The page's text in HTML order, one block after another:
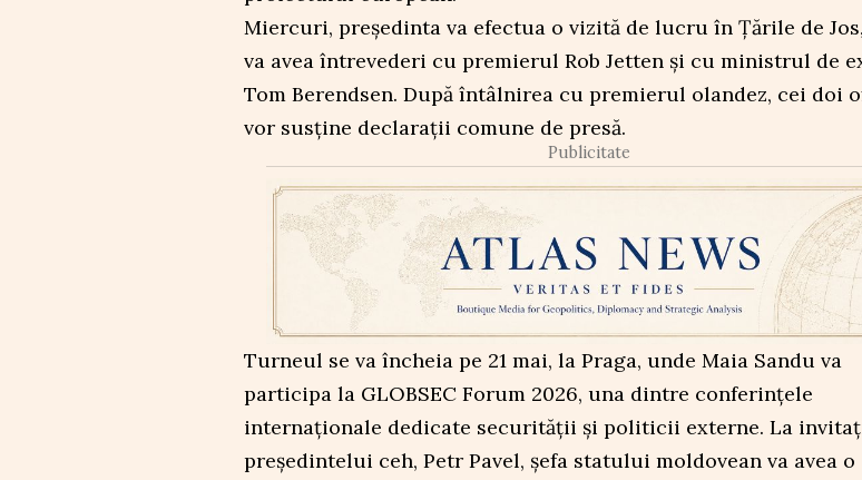
Miercuri, președinta va efectua o vizită de lucru în Țările de
va avea întrevederi cu premierul Rob Jetten și cu ministrul de
Tom Berendsen. După întâlnirea cu premierul olandez, cei doi
vor susține declarații comune de presă.
Publicitate
Turneul se va încheia pe 21 mai, la Praga, unde Maia Sandu va
participa la GLOBSEC Forum 2026, una dintre conferințele
internaționale dedicate securității și politicii externe. La
președintelui ceh, Petr Pavel, șefa statului moldovean va avea o